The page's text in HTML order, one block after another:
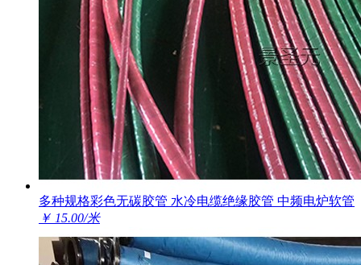
多种规格彩色无碳胶管 水冷电缆绝缘胶管 中频电炉软管
￥ 15.00/米